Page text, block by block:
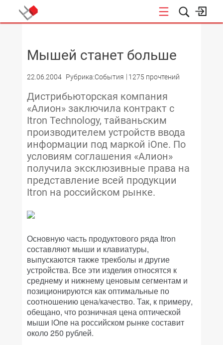
Мышей станет больше
22.06.2004 Рубрика:События 1275 прочтений
Дистрибьюторская компания
«Алион» заключила контракт с
Itron Technology, тайваньским
производителем устройств ввода
информации под маркой iOne. По
условиям соглашения «Алион»
получила эксклюзивные права на
представление всей продукции
Itron на российском рынке.
Основную часть продуктового ряда Itron
составляют мыши и клавиатуры,
выпускаются также трекболы и другие
устройства. Все эти изделия относятся к
среднему и нижнему ценовым сегментам и
позиционируются как оптимальные по
соотношению цена/качество. Так, к примеру,
обещано, что розничная цена оптической
мыши iOne на российском рынке составит
около 250 рублей.